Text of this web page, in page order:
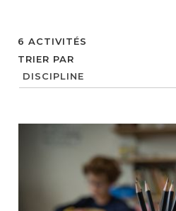
6 ACTIVITÉS
TRIER PAR